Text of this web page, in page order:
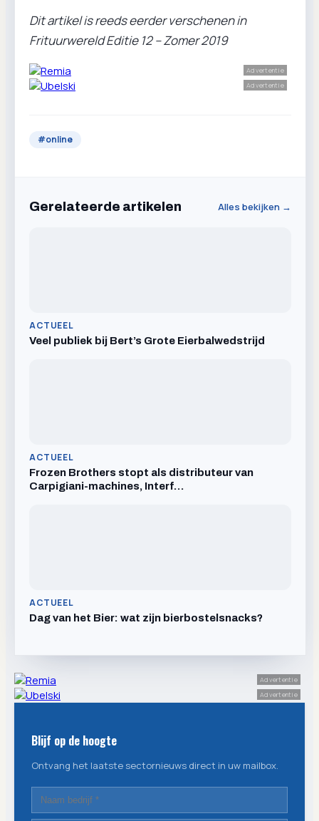
Dit artikel is reeds eerder verschenen in
Frituurwereld Editie 12 – Zomer 2019
Advertentie
Advertentie
#online
Gerelateerde artikelen Alles bekijken →
ACTUEEL
Veel publiek bij Bert’s Grote Eierbalwedstrijd
ACTUEEL
Frozen Brothers stopt als distributeur van
Carpigiani-machines, Interf…
ACTUEEL
Dag van het Bier: wat zijn bierbostelsnacks?
Advertentie
Advertentie
Blijf op de hoogte
Ontvang het laatste sectornieuws direct in uw mailbox.